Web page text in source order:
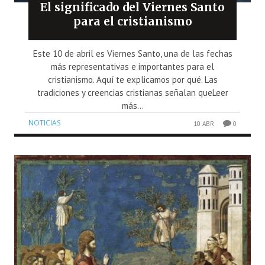
El significado del Viernes Santo
para el cristianismo
Este 10 de abril es Viernes Santo, una de las fechas
más representativas e importantes para el
cristianismo. Aquí te explicamos por qué. Las
tradiciones y creencias cristianas señalan queLeer
más...
NOTICIAS 10 ABR 0